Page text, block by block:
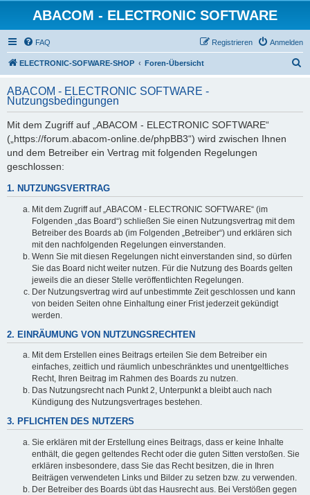
ABACOM - ELECTRONIC SOFTWARE
FAQ Anmelden
Registrieren
ELECTRONIC-SOFWARE-SHOP Foren-Übersicht
h
ABACOM - ELECTRONIC SOFTWARE -
Nutzungsbedingungen
Mit dem Zugriff auf „ABACOM - ELECTRONIC SOFTWARE“
(„https://forum.abacom-online.de/phpBB3“) wird zwischen Ihnen
und dem Betreiber ein Vertrag mit folgenden Regelungen
geschlossen:
1. NUTZUNGSVERTRAG
Mit dem Zugriff auf „ABACOM - ELECTRONIC SOFTWARE“ (im
Folgenden „das Board“) schließen Sie einen Nutzungsvertrag mit dem
Betreiber des Boards ab (im Folgenden „Betreiber“) und erklären sich
mit den nachfolgenden Regelungen einverstanden.
Wenn Sie mit diesen Regelungen nicht einverstanden sind, so dürfen
Sie das Board nicht weiter nutzen. Für die Nutzung des Boards gelten
jeweils die an dieser Stelle veröffentlichten Regelungen.
Der Nutzungsvertrag wird auf unbestimmte Zeit geschlossen und kann
von beiden Seiten ohne Einhaltung einer Frist jederzeit gekündigt
werden.
2. EINRÄUMUNG VON NUTZUNGSRECHTEN
Mit dem Erstellen eines Beitrags erteilen Sie dem Betreiber ein
einfaches, zeitlich und räumlich unbeschränktes und unentgeltliches
Recht, Ihren Beitrag im Rahmen des Boards zu nutzen.
Das Nutzungsrecht nach Punkt 2, Unterpunkt a bleibt auch nach
Kündigung des Nutzungsvertrages bestehen.
3. PFLICHTEN DES NUTZERS
Sie erklären mit der Erstellung eines Beitrags, dass er keine Inhalte
enthält, die gegen geltendes Recht oder die guten Sitten verstoßen. Sie
erklären insbesondere, dass Sie das Recht besitzen, die in Ihren
Beiträgen verwendeten Links und Bilder zu setzen bzw. zu verwenden.
Der Betreiber des Boards übt das Hausrecht aus. Bei Verstößen gegen